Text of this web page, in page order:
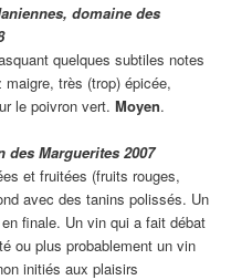
domaine des
quelques subtiles notes
très (trop) épicée,
le poivron vert.Moyen.
Marguerites 2007
et fruitées (fruits rouges,
avec des tanins polissés. Un
finale. Un vin qui a fait débat
ou plus probablement un vin
initiés aux plaisirs